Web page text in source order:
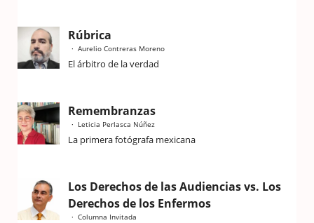
Rúbrica
Aurelio Contreras Moreno
El árbitro de la verdad
Remembranzas
Leticia Perlasca Núñez
La primera fotógrafa mexicana
Los Derechos de las Audiencias vs. Los
Derechos de los Enfermos
Columna Invitada